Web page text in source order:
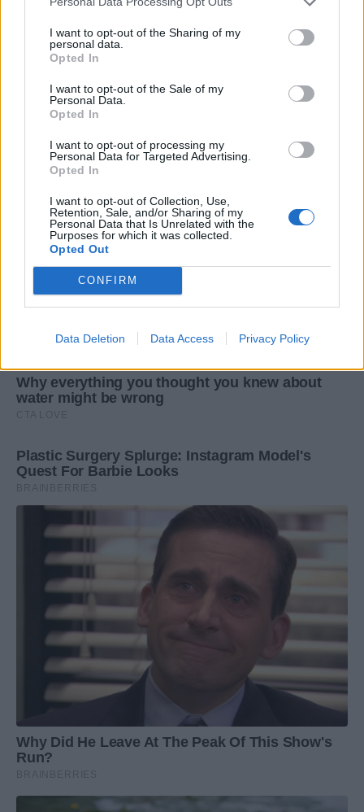
I want to opt-out of the Sharing of my
personal data.
Opted In
I want to opt-out of the Sale of my
Personal Data.
Opted In
I want to opt-out of processing my
Personal Data for Targeted Advertising.
Opted In
I want to opt-out of Collection, Use,
Retention, Sale, and/or Sharing of my
Personal Data that Is Unrelated with the
Purposes for which it was collected.
Opted Out
CONFIRM
Data Deletion Data Access Privacy Policy